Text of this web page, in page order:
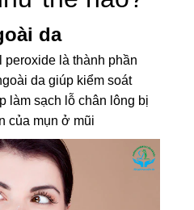
da
là thành phần
da giúp kiểm soát
làm sạch lỗ chân lông bị
của mụn ở mũi